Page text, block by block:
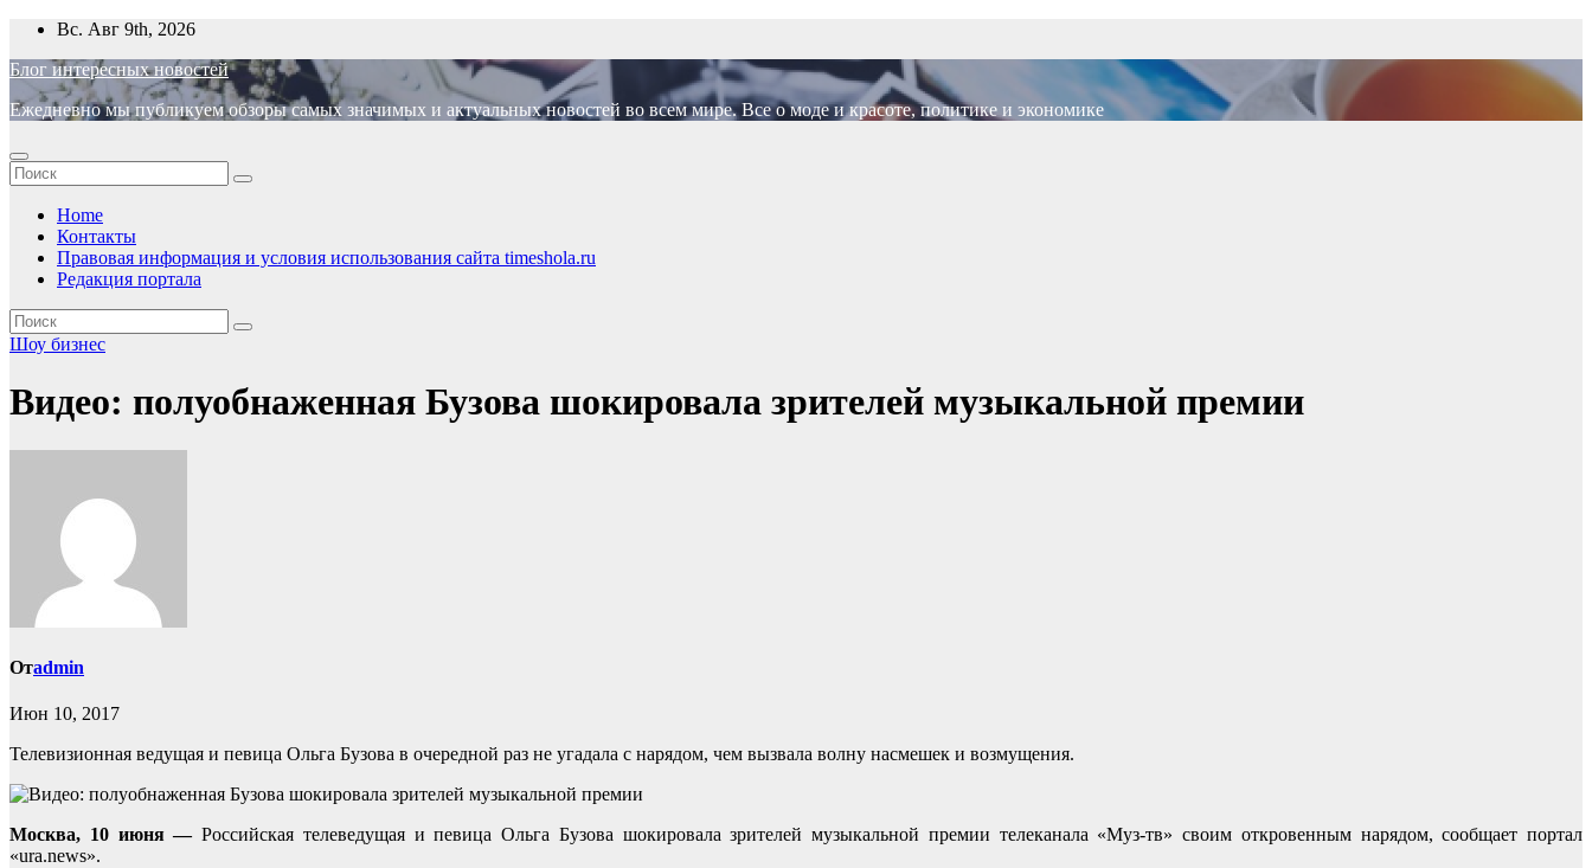
Перейти
содержимому
Вс. Авг 9th, 2026
Блог интересных новостей
Ежедневно мы публикуем обзоры самых значимых и актуальных новостей во всем мире. Все о моде и красоте, политике и экономике
Home
Контакты
Правовая информация и условия использования сайта timeshola.ru
Редакция портала
Шоу бизнес
Видео: полуобнаженная Бузова шокировала зрителей музыкальной премии
Отadmin
Июн 10, 2017
Телевизионная ведущая и певица Ольга Бузова в очередной раз не угадала с нарядом, чем вызвала волну насмешек и возмущения.
Москва, 10 июня —Российская телеведущая и певица Ольга Бузова шокировала зрителей музыкальной премии телеканала «Муз-тв» своим откровенным нарядом, сообщает портал
«ura.news».